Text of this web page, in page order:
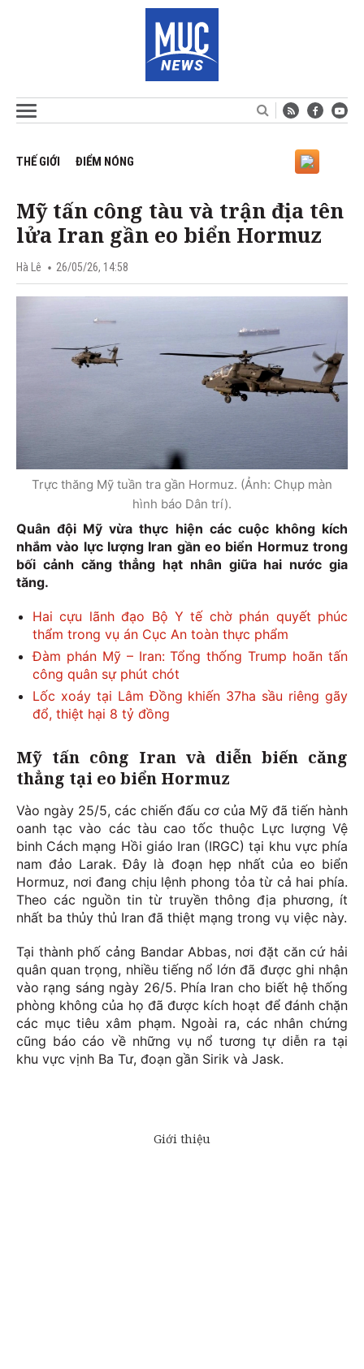
THẾ GIỚI ĐIỂM NÓNG
Mỹ tấn công tàu và trận địa tên
lửa Iran gần eo biển Hormuz
Hà Lê 26/05/26, 14:58
Trực thăng Mỹ tuần tra gần Hormuz. (Ảnh: Chụp màn
hình báo Dân trí).
Quân đội Mỹ vừa thực hiện các cuộc không kích
nhắm vào lực lượng Iran gần eo biển Hormuz trong
bối cảnh căng thẳng hạt nhân giữa hai nước gia
tăng.
Hai cựu lãnh đạo Bộ Y tế chờ phán quyết phúc
thẩm trong vụ án Cục An toàn thực phẩm
Đàm phán Mỹ – Iran: Tổng thống Trump hoãn tấn
công quân sự phút chót
Lốc xoáy tại Lâm Đồng khiến 37ha sầu riêng gãy
đổ, thiệt hại 8 tỷ đồng
Mỹ tấn công Iran và diễn biến căng
thẳng tại eo biển Hormuz
Vào ngày 25/5, các chiến đấu cơ của Mỹ đã tiến hành
oanh tạc vào các tàu cao tốc thuộc Lực lượng Vệ
binh Cách mạng Hồi giáo Iran (IRGC) tại khu vực phía
nam đảo Larak. Đây là đoạn hẹp nhất của eo biển
Hormuz, nơi đang chịu lệnh phong tỏa từ cả hai phía.
Theo các nguồn tin từ truyền thông địa phương, ít
nhất ba thủy thủ Iran đã thiệt mạng trong vụ việc này.
Tại thành phố cảng Bandar Abbas, nơi đặt căn cứ hải
quân quan trọng, nhiều tiếng nổ lớn đã được ghi nhận
vào rạng sáng ngày 26/5. Phía Iran cho biết hệ thống
phòng không của họ đã được kích hoạt để đánh chặn
các mục tiêu xâm phạm. Ngoài ra, các nhân chứng
cũng báo cáo về những vụ nổ tương tự diễn ra tại
khu vực vịnh Ba Tư, đoạn gần Sirik và Jask.